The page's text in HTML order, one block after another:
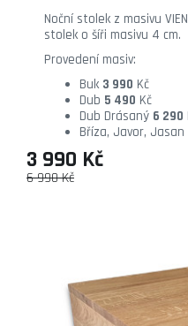
Noční stolek z masivu
stolek o šíři masivu 4 cm.
Provedení masiv:
Buk 3 990 Kč
Dub 5 490 Kč
Dub Drásaný 6 290
Bříza, Javor, Jasan
6 990 Kč
3 990 Kč